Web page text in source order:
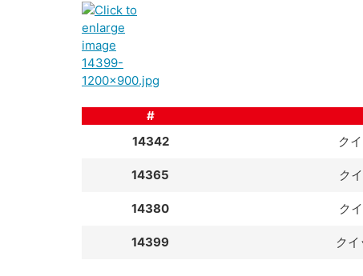
#
14342
ク
14365 ク
14380 ク
14399 ク